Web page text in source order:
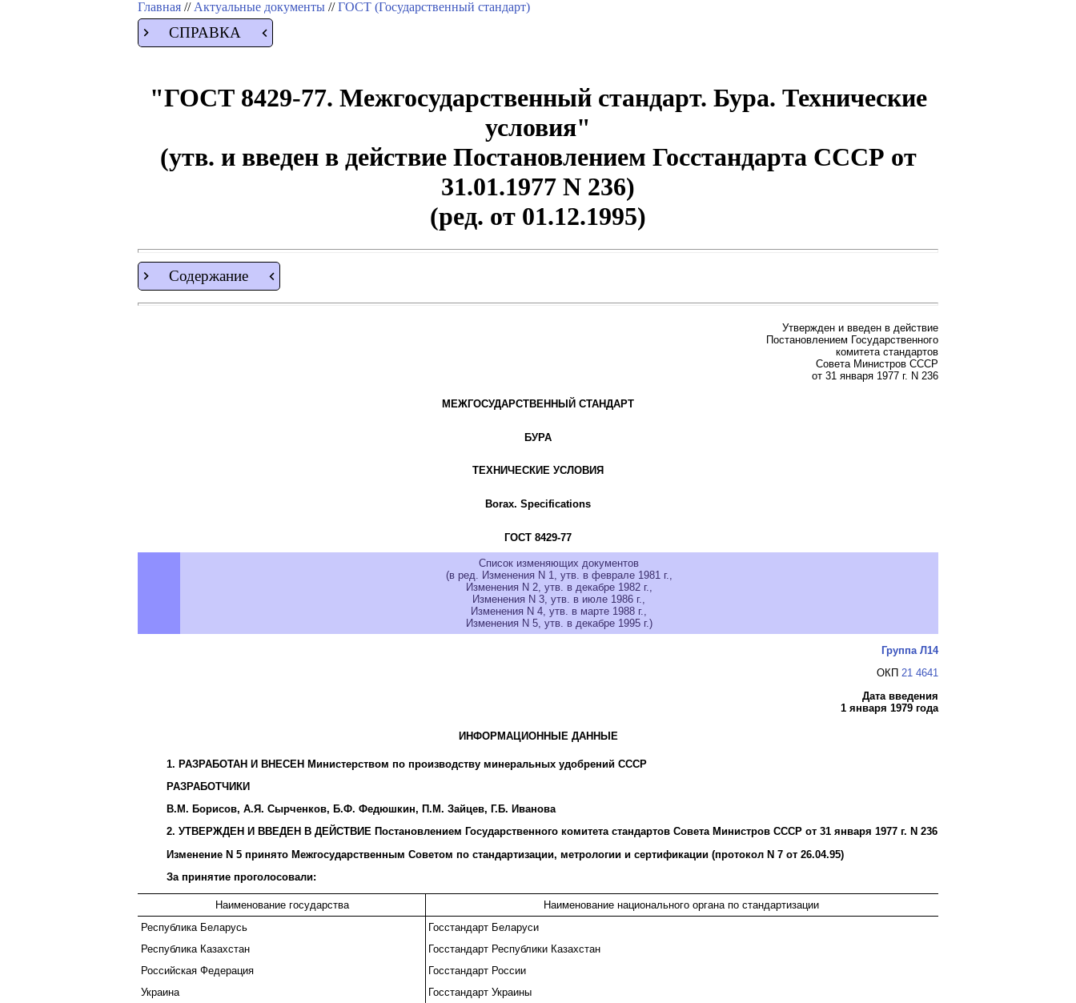
Главная // Актуальные документы //ГОСТ (Государственный стандарт)
СПРАВКА
"ГОСТ 8429-77. Межгосударственный стандарт. Бура. Технические
условия"
(утв. и введен в действие Постановлением Госстандарта СССР от
31.01.1977 N 236)
(ред. от 01.12.1995)
Содержание
Утвержден и введен в действие
Постановлением Государственного
комитета стандартов
Совета Министров СССР
от 31 января 1977 г. N 236
МЕЖГОСУДАРСТВЕННЫЙ СТАНДАРТ
БУРА
ТЕХНИЧЕСКИЕ УСЛОВИЯ
Borax. Specifications
ГОСТ 8429-77
Список изменяющих документов
(в ред. Изменения N 1, утв. в феврале 1981 г.,
Изменения N 2, утв. в декабре 1982 г.,
Изменения N 3, утв. в июле 1986 г.,
Изменения N 4, утв. в марте 1988 г.,
Изменения N 5, утв. в декабре 1995 г.)
Группа Л14
ОКП 21 4641
Дата введения
1 января 1979 года
ИНФОРМАЦИОННЫЕ ДАННЫЕ
1. РАЗРАБОТАН И ВНЕСЕН Министерством по производству минеральных удобрений СССР
РАЗРАБОТЧИКИ
В.М. Борисов, А.Я. Сырченков, Б.Ф. Федюшкин, П.М. Зайцев, Г.Б. Иванова
2. УТВЕРЖДЕН И ВВЕДЕН В ДЕЙСТВИЕ Постановлением Государственного комитета стандартов Совета Министров СССР от 31 января 1977 г. N 236
Изменение N 5 принято Межгосударственным Советом по стандартизации, метрологии и сертификации (протокол N 7 от 26.04.95)
За принятие проголосовали:
Наименование государства
Наименование национального органа по стандартизации
Республика Беларусь
Госстандарт Беларуси
Республика Казахстан
Госстандарт Республики Казахстан
Российская Федерация
Госстандарт России
Украина
Госстандарт Украины